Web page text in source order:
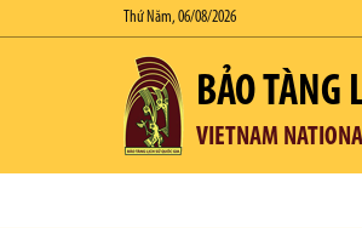
Thứ Năm, 06/08/2026
BẢO TÀNG
VIETNAM